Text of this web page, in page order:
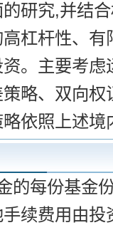
研究,并结
杠杆性、
。主要考
策略、双向
依照上述
的每份基金
续费用由